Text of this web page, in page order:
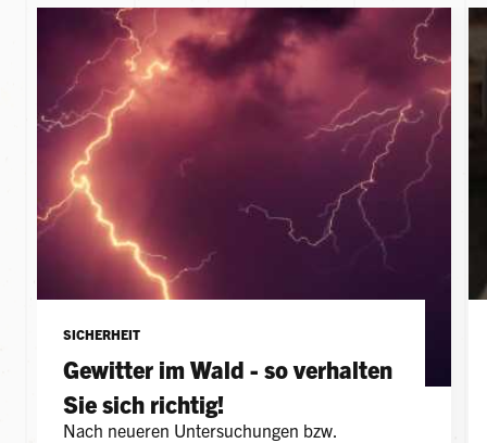
SICHERHEIT
Gewitter im Wald - so verhalten
Sie sich richtig!
Nach neueren Untersuchungen bzw.